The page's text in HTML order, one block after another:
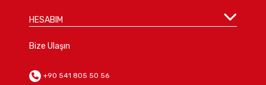
HESABIM
Bize Ulaşın
+90 541 805 50 56